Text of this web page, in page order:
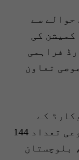
حوالے سے
کمیشن کی
فراہمی
تعاون
کے
مطابق ملک میں اضلاع کی مجموعی تعداد 144
ہے، جن میں سے پنجاب میں 41، بلوچستان